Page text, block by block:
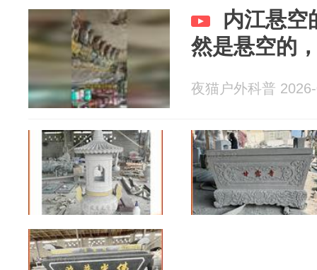
内江悬空
然是悬空的
夜猫户外科普